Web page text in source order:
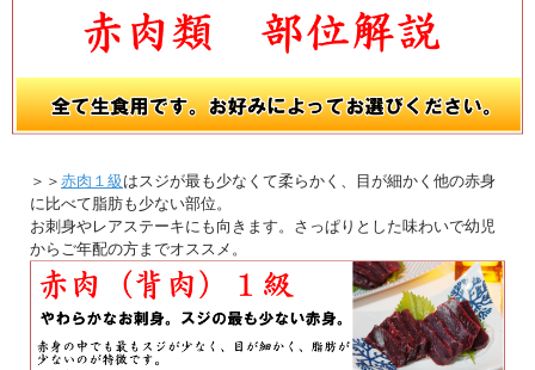
＞＞ 赤肉１級 はスジが最も少なくて柔らかく、目が細かく他の赤身
に比べて脂肪も少ない部位。
お刺身やレアステーキにも向きます。さっぱりとした味わいで幼児
からご年配の方までオススメ。